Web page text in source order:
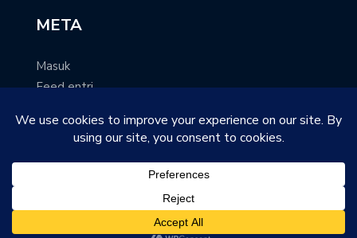
META
Masuk
Feed entri
WordPress.org
@Griya Yatim Syari'ah Mandiri